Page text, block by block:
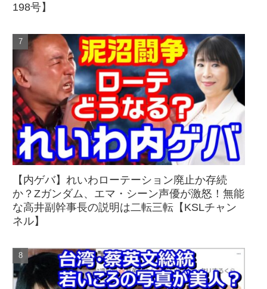
198号】
【内ゲバ】れいわローテーション廃止か存続
か？Zガンダム、エマ・シーン声優が激怒！無能
な高井副幹事長の説明は二転三転【KSLチャン
ネル】